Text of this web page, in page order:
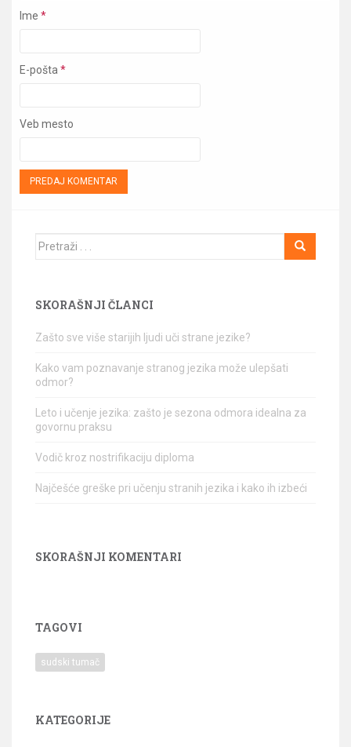
Ime *
E-pošta *
Veb mesto
Traži
SKORAŠNJI ČLANCI
Zašto sve više starijih ljudi uči strane jezike?
Kako vam poznavanje stranog jezika može ulepšati
odmor?
Leto i učenje jezika: zašto je sezona odmora idealna za
govornu praksu
Vodič kroz nostrifikaciju diploma
Najčešće greške pri učenju stranih jezika i kako ih izbeći
SKORAŠNJI KOMENTARI
TAGOVI
sudski tumač
KATEGORIJE